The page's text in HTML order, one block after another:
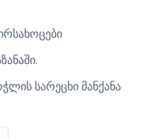
სარეცხი მანქანა